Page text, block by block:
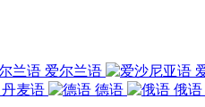
爱尔兰语
丹麦语 德语 俄语